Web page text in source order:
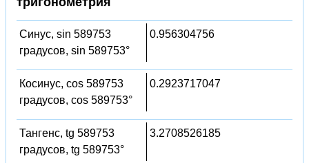
Синус, sin 589753
градусов, sin 589753°
0.956304756
Косинус, cos 589753
градусов, cos 589753°
0.2923717047
Тангенс, tg 589753
градусов, tg 589753°
3.2708526185